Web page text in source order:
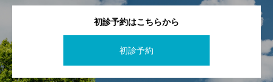
初診予約はこちらから
初診予約